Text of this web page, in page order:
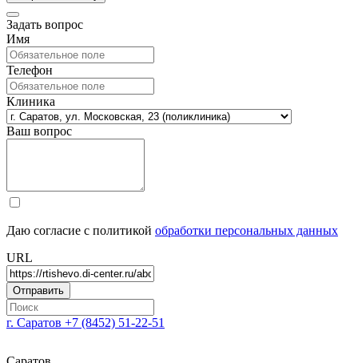
Задать вопрос
Имя
Телефон
Клиника
Ваш вопрос
Даю согласие с политикой обработки персональных данных
URL
г. Саратов +7 (8452) 51-22-51